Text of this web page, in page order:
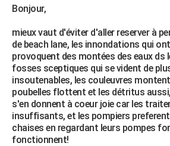
Essais
Réserver un essai
Citadines
Berlines
SUV
Forum auto
+HIGH-TECH
Mobiles
Meilleur smartphone
Internet
Ordinateurs
Jeux vidéo
Guide high-tech
+BRICOLAGE
Forum
Aménagement intérieur
Extérieur
Cuisine
Salle de bains
Jardinage
Rangement
WEEK-END
Guides de France
Escapades
Patrimoine
Expositions
Musées
Week-end nature
LIFESTYLE
Art de vivre
Bien-être
Loisirs
ModeModes de vie
SANTE
Alimentation
Guide de la santé
Maladies
Médicaments
Sommeil
VOYAGE
Bonjour,
mieux vaut d'éviter d'aller reserver à
de beach lane, les innondations qui
provoquent des montées des eaux ds
fosses sceptiques qui se vident de
insoutenables, les couleuvres
poubelles flottent et les détritus
s'en donnent à coeur joie car les
insuffisants, et les pompiers
chaises en regardant leurs pompes
fonctionnent!